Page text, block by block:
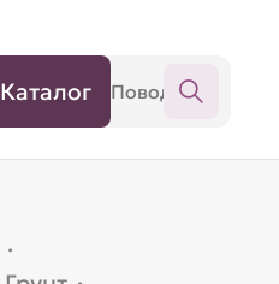
Каталог
·